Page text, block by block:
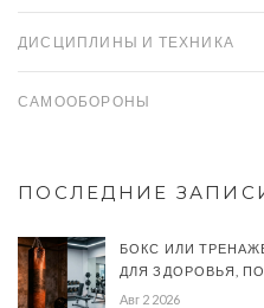
ДИСЦИПЛИНЫ И ТЕХНИКА
САМООБОРОНЫ
ПОСЛЕДНИЕ
БОКС ИЛИ
ДЛЯ ЗДОРОВЬЯ,
Авг 2 2026